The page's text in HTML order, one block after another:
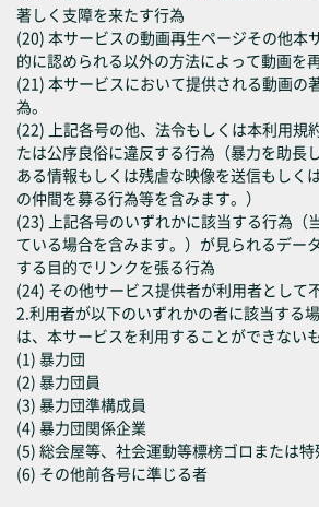
著しく支障を来たす行為
(20) 本サービスの動画再生ページその他本
的に認められる以外の方法によって動画を
(21) 本サービスにおいて提供される動画の
為。
(22) 上記各号の他、法令もしくは本利用規
たは公序良俗に違反する行為（暴力を助長
ある情報もしくは残虐な映像を送信もしく
の仲間を募る行為等を含みます。）
(23) 上記各号のいずれかに該当する行為（
ている場合を含みます。）が見られるデー
する目的でリンクを張る行為
(24) その他サービス提供者が利用者として
2.利用者が以下のいずれかの者に該当する
は、本サービスを利用することができない
(1) 暴力団
(2) 暴力団員
(3) 暴力団準構成員
(4) 暴力団関係企業
(5) 総会屋等、社会運動等標榜ゴロまたは
(6) その他前各号に準じる者